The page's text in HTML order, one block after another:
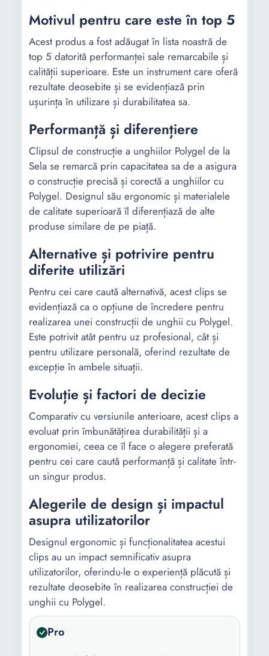
Motivul pentru care este în top 5
Acest produs a fost adăugat în lista noastră de
top 5 datorită performanței sale remarcabile și
calității superioare. Este un instrument care oferă
rezultate deosebite și se evidențiază prin
ușurința în utilizare și durabilitatea sa.
Performanță și diferențiere
Clipsul de construcție a unghiilor Polygel de la
Sela se remarcă prin capacitatea sa de a asigura
o construcție precisă și corectă a unghiilor cu
Polygel. Designul său ergonomic și materialele
de calitate superioară îl diferențiază de alte
produse similare de pe piață.
Alternative și potrivire pentru
diferite utilizări
Pentru cei care caută alternativă, acest clips se
evidențiază ca o opțiune de încredere pentru
realizarea unei construcții de unghii cu Polygel.
Este potrivit atât pentru uz profesional, cât și
pentru utilizare personală, oferind rezultate de
excepție în ambele situații.
Evoluție și factori de decizie
Comparativ cu versiunile anterioare, acest clips a
evoluat prin îmbunătățirea durabilității și a
ergonomiei, ceea ce îl face o alegere preferată
pentru cei care caută performanță și calitate într-
un singur produs.
Alegerile de design și impactul
asupra utilizatorilor
Designul ergonomic și funcționalitatea acestui
clips au un impact semnificativ asupra
utilizatorilor, oferindu-le o experiență plăcută și
rezultate deosebite în realizarea construcției de
unghii cu Polygel.
Pro